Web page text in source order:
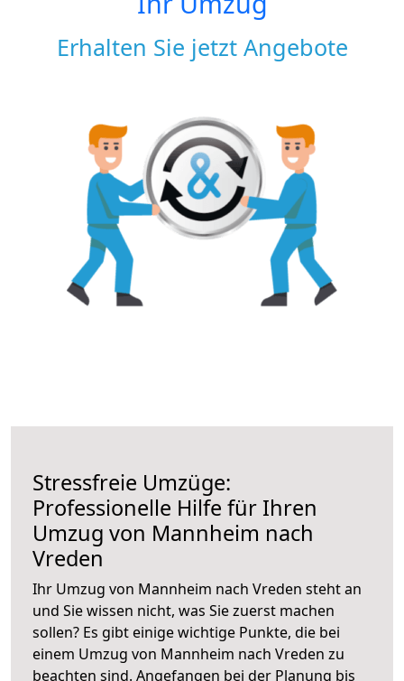
Erhalten Sie jetzt Angebote
Stressfreie Umzüge:
Professionelle Hilfe für Ihren
Umzug von Mannheim nach
Vreden
Ihr Umzug von Mannheim nach Vreden steht an
und Sie wissen nicht, was Sie zuerst machen
sollen? Es gibt einige wichtige Punkte, die bei
einem Umzug von Mannheim nach Vreden zu
beachten sind. Angefangen bei der Planung bis